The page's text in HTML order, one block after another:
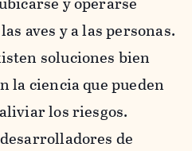
aves y a las personas.
soluciones bien
la ciencia que pueden
los riesgos.
de